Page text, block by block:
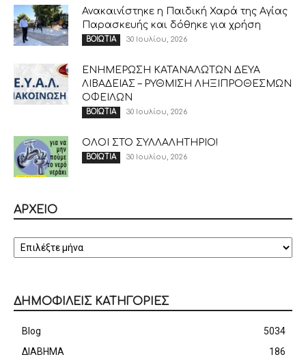
Ανακαινίστηκε η Παιδική Χαρά της Αγίας
Παρασκευής και δόθηκε για χρήση
ΒΟΙΩΤΙΑ 30 Ιουλίου, 2026
ΕΝΗΜΕΡΩΣΗ ΚΑΤΑΝΑΛΩΤΩΝ ΔΕΥΑ
ΛΙΒΑΔΕΙΑΣ – ΡΥΘΜΙΣΗ ΛΗΞΙΠΡΟΘΕΣΜΩΝ
ΟΦΕΙΛΩΝ
ΒΟΙΩΤΙΑ 30 Ιουλίου, 2026
ΟΛΟΙ ΣΤΟ ΣΥΛΛΑΛΗΤΗΡΙΟ!
ΒΟΙΩΤΙΑ 30 Ιουλίου, 2026
ΑΡΧΕΙΟ
ΑΡΧΕΙΟ
ΔΗΜΟΦΙΛΕΙΣ ΚΑΤΗΓΟΡΙΕΣ
Blog
5034
ΔΙΑΒΗΜΑ
186